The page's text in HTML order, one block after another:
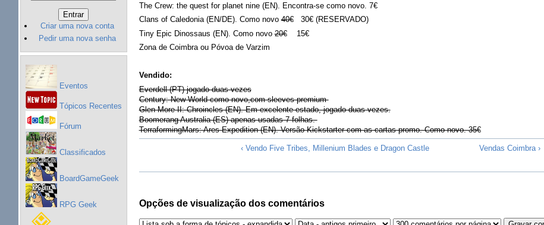
Criar uma nova conta
Pedir uma nova senha
Eventos
Tópicos Recentes
Fórum
Classificados
BoardGameGeek
RPG Geek
The Crew: the quest for planet nine (EN). Encontra-se como novo. 7€
Clans of Caledonia (EN/DE). Como novo40€30€ (RESERVADO)
Tiny Epic Dinossaus (EN). Como novo20€15€
Zona de Coimbra ou Póvoa de Varzim
Vendido:
Everdell (PT) jogado duas vezes
Century: New World como novo,com sleeves premium
Glen More II: Chroincles (EN). Em excelente estado, jogado duas vezes.
Boomerang Australia (ES) apenas usadas 7 folhas.
TerraformingMars: Ares Expedition (EN). Versão Kickstarter com as cartas promo. Como novo. 35€
‹ Vendo Five Tribes, Millenium Blades e Dragon Castle Vendas Coimbra ›
Opções de visualização dos comentários